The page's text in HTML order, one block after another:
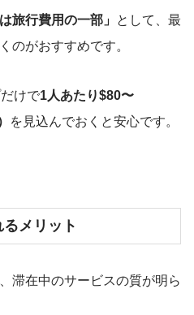
旅行費用の一部」 として、最
のがおすすめです。
けで1人あたり$80〜
を見込んでおくと安心です。
メリット
滞在中のサービスの質が明ら